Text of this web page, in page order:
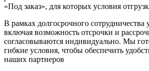
«Под заказ», для которых условия
В рамках долгосрочного сотрудничества
включая возможность отсрочки и
согласовываются индивидуально. Мы
гибкие условия, чтобы обеспечить
наших партнеров